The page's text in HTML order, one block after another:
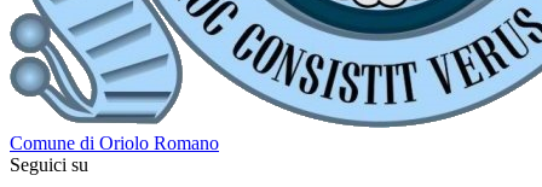
Comune di Oriolo Romano
Seguici su